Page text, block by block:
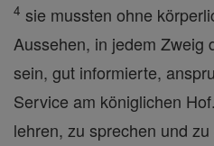
4 sie mussten ohne
Aussehen, in jedem Zweig
sein, gut informierte,
Service am königlichen
lehren, zu sprechen und